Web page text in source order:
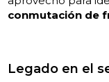
conmutación de
Legado en el